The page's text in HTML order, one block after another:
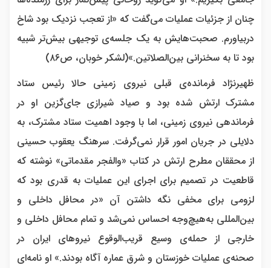
چنان از جزئیات عملیات می‌گفت که «از تعجب نزدیک بود شاخ
دربیاورم. صحبت‌هایش به یک جلسه‌ی توجیهی بیش‌تر شبیه
بود تا به سخنرانی بین‌الصلاتین.»(لشکر خوبان، ص۸۶)
ظهیرنژاد فرمانده‌ی قبلی نیروی زمینی حالا رئیس ستاد
مشترک ارتش شده بود و صیاد شیرازی جای‌گزین او در
فرماندهی نیروی زمینی، اما با وجود اهمیت ستاد مشترک، به
دلایلی در جریان امور قرار نمی‌گرفت. سرهنگ یعقوب حسینی
از محققان مطرح ارتش در کتاب «والفجر مقدماتی» نوشته که
قاطعیت در تصمیم برای اجرای این عملیات به قدری بود که
لزومی برای مخفی نگه ‌داشتن آن «در محافل داخلی و
بین‌المللی به‌هیچ‌وجه احساس نمی‌شد و تمام محافل داخلی و
خارجی از حمله‌ی وسیع قریب‌الوقوع نیروهای ایران در
صحنه‌ی عملیات خوزستان و شرق عماره آگاه بودند.» او نامه‌ای